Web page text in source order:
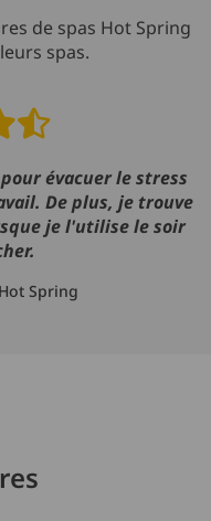
de spas Hot Spring
spas.
reviews
évacuer le stress
De plus, je trouve
je l'utilise le soir
Spring